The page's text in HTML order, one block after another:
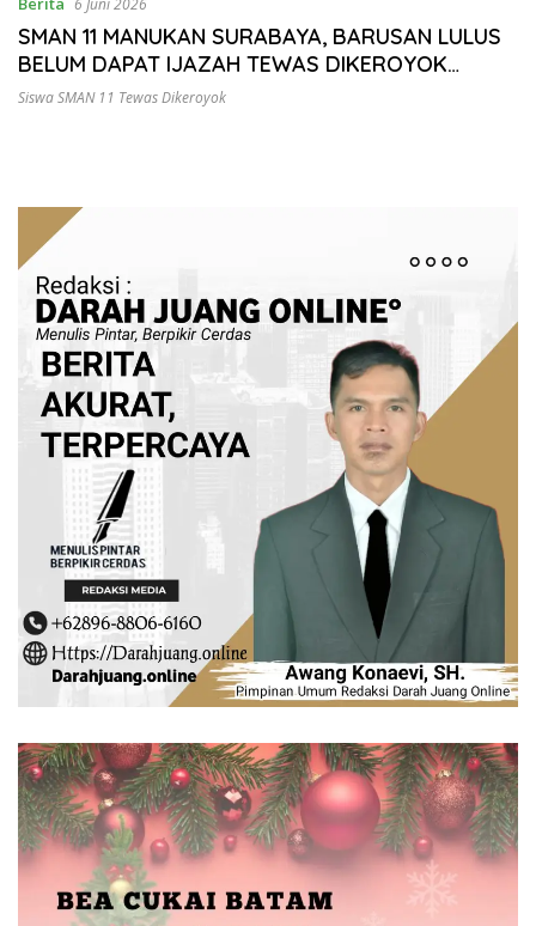
SMAN 11 MANUKAN SURABAYA, BARUSAN LULUS
BELUM DAPAT IJAZAH TEWAS DIKEROYOK
DIBELAKANG SEKOLAH
Siswa SMAN 11 Tewas Dikeroyok